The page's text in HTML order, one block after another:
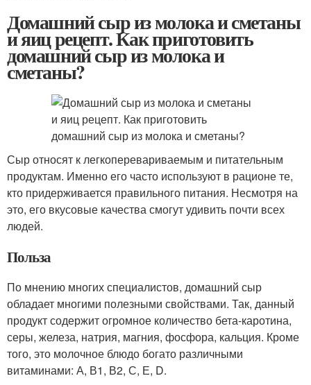
Домашний сыр из молока и сметаны
и яиц рецепт. Как приготовить
домашний сыр из молока и
сметаны?
Сыр относят к легкоперевариваемым и питательным
продуктам. Именно его часто используют в рационе те,
кто придерживается правильного питания. Несмотря на
это, его вкусовые качества смогут удивить почти всех
людей.
Польза
По мнению многих специалистов, домашний сыр
обладает многими полезными свойствами. Так, данный
продукт содержит огромное количество бета-каротина,
серы, железа, натрия, магния, фосфора, кальция. Кроме
того, это молочное блюдо богато различными
витаминами: А, В1, В2, С, Е, D.